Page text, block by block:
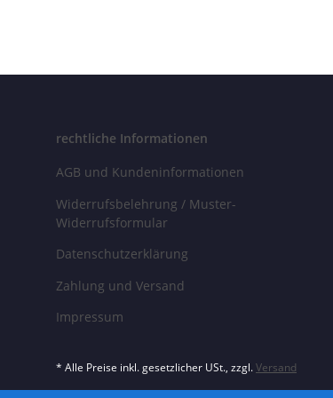
rechtliche Informationen
AGB und Kundeninformationen
Widerrufsbelehrung / Muster-
Widerrufsformular
Datenschutzerklärung
Zahlung und Versand
Impressum
* Alle Preise inkl. gesetzlicher USt., zzgl.Versand